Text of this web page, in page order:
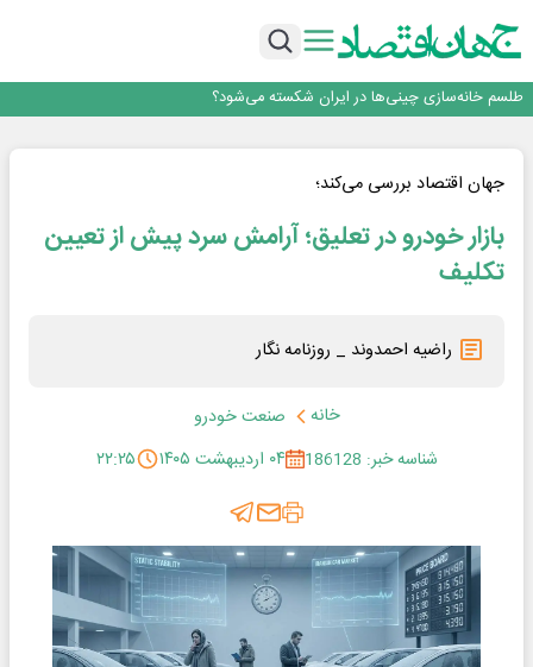
نرخ سود بانکی؛ تیغ دو لبه برای تولید و بازار سرمایه
طلسم خانه‌سازی چینی‌ها در ایران شکسته می‌شود؟
رییس‌کل بیمه مرکزی: برای حقوق مردم خط قرمز ندارم
جهان اقتصاد بررسی می‌کند؛
بازار خودرو در تعلیق؛ آرامش سرد پیش از تعیین
تکلیف
راضیه احمدوند _ روزنامه نگار
خانه
صنعت خودرو
شناسه خبر: 186128
۰۴ اردیبهشت ۱۴۰۵ ۲۲:۲۵